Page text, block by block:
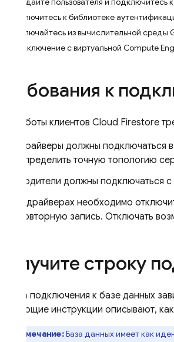
Подключитесь к библиотеке
Подключайтесь из вычислительной среды
Подключение с виртуальной Compute
Требования к
Для работы клиентов Cloud Firestore
Драйверы должны подключаться
определить точную топологию
Водители должны подключаться
В драйверах необходимо
повторную запись. Отключать
Получите строку
Строка подключения к базе данных
Следующие инструкции описывают,
Примечание:База данных имеет как